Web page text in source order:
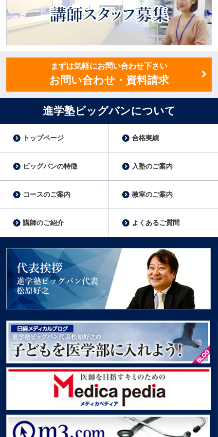
まずは気軽にお問い合わせ下さい
お問い合わせ・資料請求
子どもを医学部に入れよう！
Medica pedia
進学塾ビッグバンについて
トップページ 合格実績
ビッグバンの特徴 入塾のご案内
コースのご案内 教室のご案内
講師のご紹介 よくあるご質問